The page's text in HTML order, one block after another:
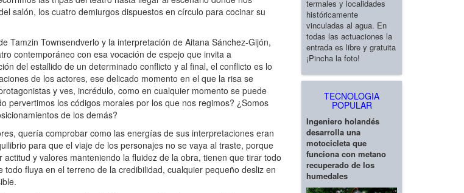
salón, los cuatro demiurgos dispuestos en círculo para cocinar su
Townsendverlo y la interpretación de Aitana Sánchez-Gijón,
contemporáneo con esa vocación de espejo que invita a
del estallido de un determinado conflicto y al final, el conflicto es lo
de los actores, ese delicado momento en el que la risa se
y ves, incrédulo, como en cualquier momento se puede
pervertimos los códigos morales por los que nos regimos? ¿Somos
de los demás?
quería comprobar como las energías de sus interpretaciones eran
para que el viaje de los personajes no se vaya al traste, porque
y valores manteniendo la fluidez de la obra, tienen que tirar todo
fluya en el terreno de la credibilidad, cualquier pequeño desliz en
termales y localidades
históricamente
vinculadas al agua. En
todas las actuaciones la
entrada es libre y gratuita
¡Pincha la foto!
TECNOLOGIA
POPULAR
Ingeniero holandés
desarrolla una
motocicleta que
funciona con metano
recuperado de los
humedales